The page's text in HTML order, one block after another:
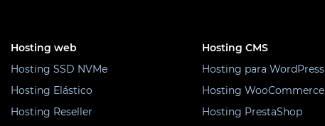
Hosting web
Hosting SSD NVMe
Hosting Elástico
Hosting Reseller
Hosting CMS
Hosting para WordPress
Hosting WooCommerce
Hosting PrestaShop